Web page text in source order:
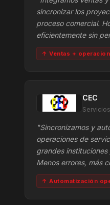
sincronizar los
proceso comercial.
eficientemente sin
↑ Ventas +
CEC
"Sincronizamos y
operaciones de
grandes
Menos errores, más
↑ Automatización